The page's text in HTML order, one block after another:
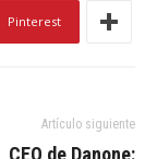
Pinterest
Artículo siguiente